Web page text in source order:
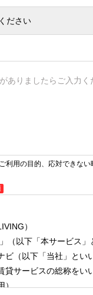
ださい
利用の目的、応対できない
）
（以下「本サービス」
ビ（以下「当社」とい
貸サービスの総称をい
）